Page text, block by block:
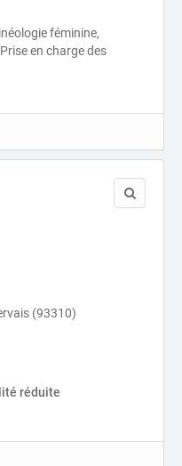
féminine,
en charge des
(93310)
réduite